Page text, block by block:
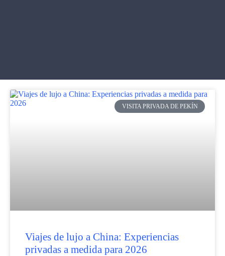
VISITA PRIVADA DE PEKÍN
Viajes de lujo a China: Experiencias
privadas a medida para 2026